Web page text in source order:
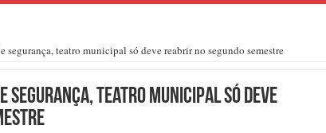
segurança, teatro municipal só deve reabrir no segundo semestre
teatro municipal só deve